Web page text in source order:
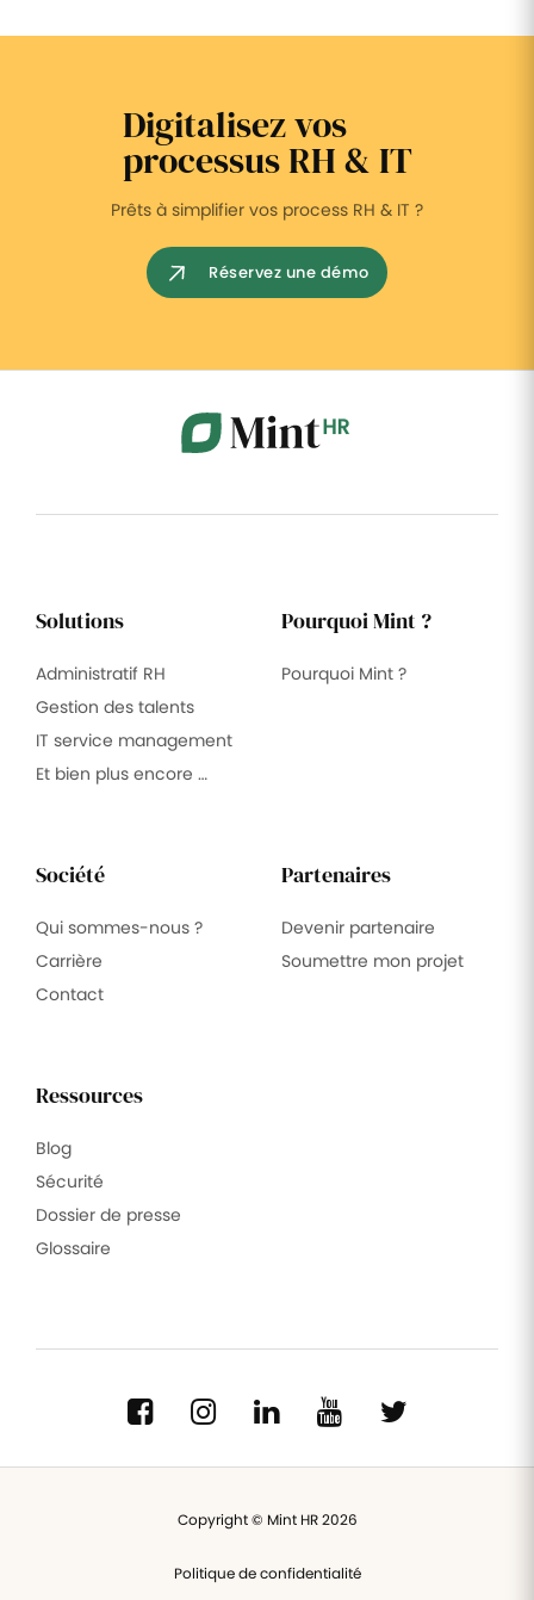
Digitalisez vos
processus RH & IT
Prêts à simplifier vos process RH & IT ?
Réservez une démo
Solutions
Administratif RH
Gestion des talents
IT service management
Et bien plus encore …
Pourquoi Mint ?
Pourquoi Mint ?
Société
Qui sommes-nous ?
Carrière
Contact
Partenaires
Devenir partenaire
Soumettre mon projet
Ressources
Blog
Sécurité
Dossier de presse
Glossaire
Copyright © Mint HR 2026
Politique de confidentialité